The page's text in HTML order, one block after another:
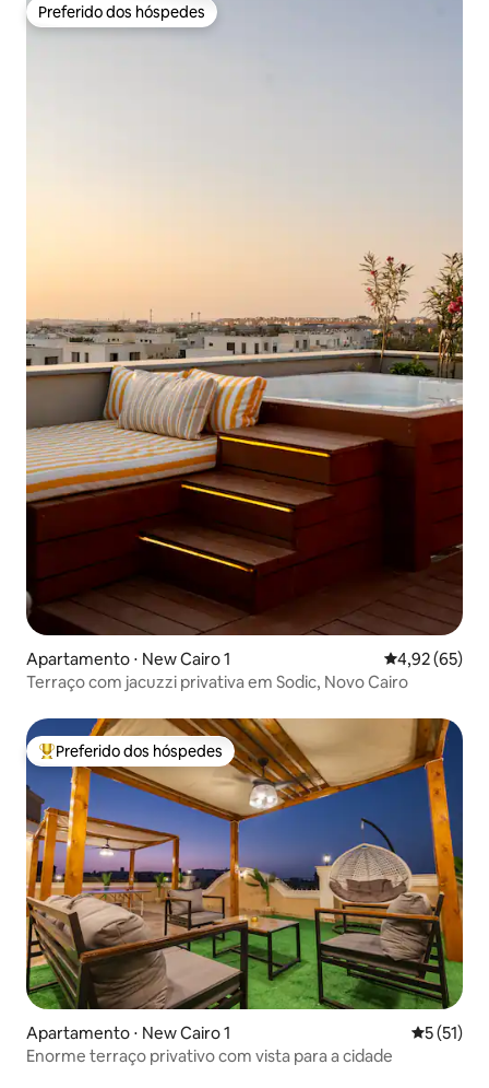
Preferido dos hóspedes
Preferido dos hóspedes
Apartamento ⋅ New Cairo 1 4,92 de uma
4,92 (65)
Terraço com jacuzzi privativa em Sodic, Novo Cairo
Entre os melhores preferidos dos hóspedes
Preferido dos hóspedes
Apartamento ⋅ New Cairo 1 5 de uma
5 (51)
Enorme terraço privativo com vista para a cidade